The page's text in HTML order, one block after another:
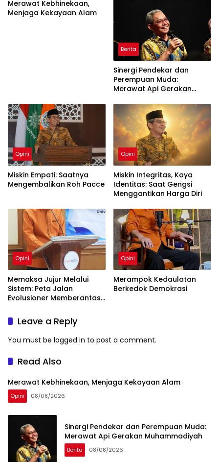
Merawat Kebhinekaan,
Menjaga Kekayaan Alam
Berita
Sinergi Pendekar dan
Perempuan Muda:
Merawat Api Gerakan
Opini
Miskin Empati: Saatnya
Mengembalikan Roh Pacce
Opini
Miskin Integritas, Kaya
Identitas: Saat Gengsi
Menggantikan Harga Diri
Opini
Memaksa Jujur Melalui
Sistem: Peta Jalan
Evolusioner Memberantas
Opini
Merampok Kedaulatan
Berkedok Demokrasi
Leave a Reply
You must be logged in to post a comment.
Read Also
Merawat Kebhinekaan, Menjaga Kekayaan Alam
Opini 08/08/2026
Sinergi Pendekar dan Perempuan Muda:
Merawat Api Gerakan Muhammadiyah
Berita 08/08/2026